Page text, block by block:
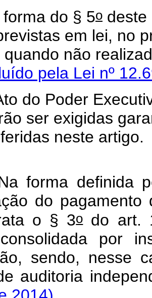
do § 5o deste
em lei, no
quando não
pela Lei nº
do Poder
ser exigidas
neste
forma definida
do
o § 3odo art.
por
sendo, nesse
de auditoria